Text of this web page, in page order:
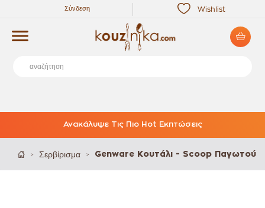
Wishlist
Σύνδεση
Ανακάλυψε Τις Πιο Hot Εκπτώσεις
> Σερβίρισμα > Genware Κουτάλι - Scoop Παγωτού